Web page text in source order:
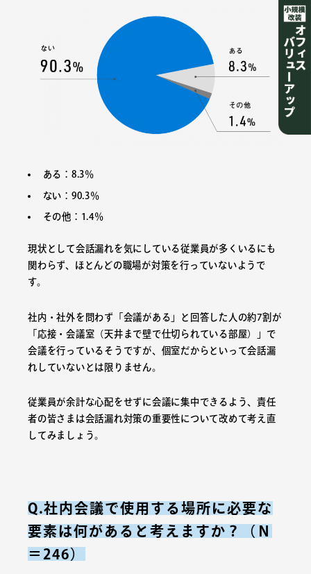
ある：8.3％
ない：90.3％
その他：1.4％
現状として会話漏れを気にしている従業員が多くいるにも
関わらず、ほとんどの職場が対策を行っていないようで
す。
社内・社外を問わず「会議がある」と回答した人の約7割が
「応接・会議室（天井まで壁で仕切られている部屋）」で
会議を行っているそうですが、個室だからといって会話漏
れしていないとは限りません。
従業員が余計な心配をせずに会議に集中できるよう、責任
者の皆さまは会話漏れ対策の重要性について改めて考え直
してみましょう。
Q.社内会議で使用する場所に必要な
要素は何があると考えますか？（Ｎ
＝246）